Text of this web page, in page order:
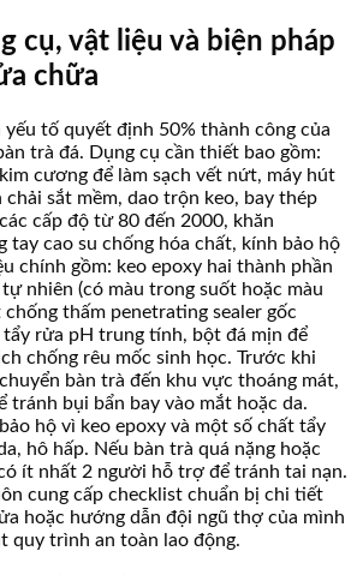
cụ, vật liệu và biện pháp
chữa
tố quyết định 50% thành công của
trà đá. Dụng cụ cần thiết bao gồm:
cương để làm sạch vết nứt, máy hút
chải sắt mềm, dao trộn keo, bay thép
cấp độ từ 80 đến 2000, khăn
tay cao su chống hóa chất, kính bảo hộ
chính gồm: keo epoxy hai thành phần
nhiên (có màu trong suốt hoặc màu
chống thấm penetrating sealer gốc
rửa pH trung tính, bột đá mịn để
chống rêu mốc sinh học. Trước khi
bàn trà đến khu vực thoáng mát,
tránh bụi bẩn bay vào mắt hoặc da.
hộ vì keo epoxy và một số chất tẩy
hô hấp. Nếu bàn trà quá nặng hoặc
ít nhất 2 người hỗ trợ để tránh tai nạn.
cung cấp checklist chuẩn bị chi tiết
hoặc hướng dẫn đội ngũ thợ của mình
quy trình an toàn lao động.